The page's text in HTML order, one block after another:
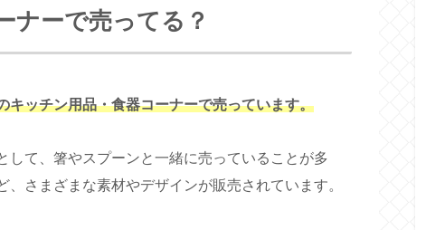
ナーで売ってる？
キッチン用品・食器コーナーで売っています。
して、箸やスプーンと一緒に売っていることが多
さまざまな素材やデザインが販売されています。